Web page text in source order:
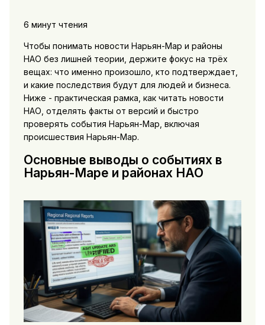
6 минут чтения
Чтобы понимать новости Нарьян-Мар и районы
НАО без лишней теории, держите фокус на трёх
вещах: что именно произошло, кто подтверждает,
и какие последствия будут для людей и бизнеса.
Ниже - практическая рамка, как читать новости
НАО, отделять факты от версий и быстро
проверять события Нарьян-Мар, включая
происшествия Нарьян-Мар.
Основные выводы о событиях в
Нарьян-Маре и районах НАО